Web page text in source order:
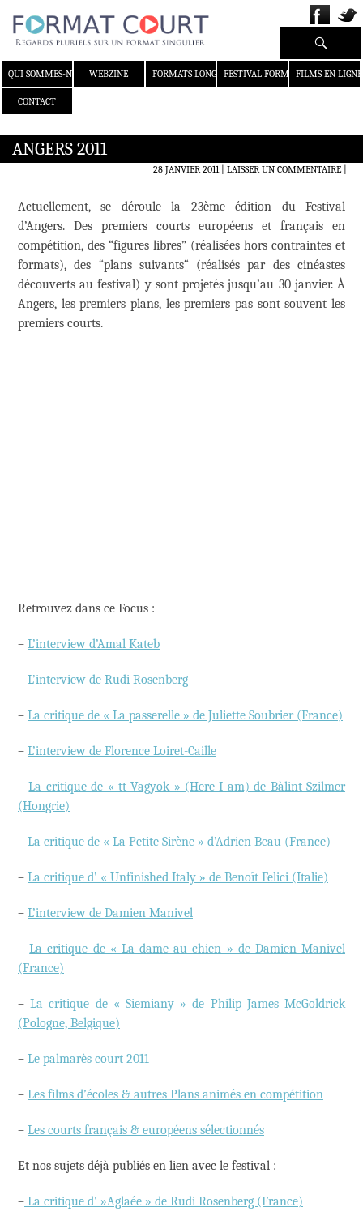
QUI SOMMES-NOUS ?WEBZINE FORMATS LONGS FESTIVAL FORMAT COURT
FILMS EN LIGNE
CONTACT
Recherche
ANGERS 2011
28 JANVIER 2011 LAISSER UN COMMENTAIRE|
Actuellement, se déroule la 23ème édition du Festival
d’Angers. Des premiers courts européens et français en
compétition, des “figures libres” (réalisées hors contraintes et
formats), des “plans suivants“ (réalisés par des cinéastes
découverts au festival) y sont projetés jusqu’au 30 janvier. À
Angers, les premiers plans, les premiers pas sont souvent les
premiers courts.
Retrouvez dans ce Focus :
– L’interview d’Amal Kateb
– L’interview de Rudi Rosenberg
– La critique de « La passerelle » de Juliette Soubrier (France)
– L’interview de Florence Loiret-Caille
–La critique de « tt Vagyok » (Here I am) de Bàlint Szilmer
(Hongrie)
– La critique de « La Petite Sirène » d’Adrien Beau (France)
– La critique d’ « Unfinished Italy » de Benoît Felici (Italie)
– L’interview de Damien Manivel
–La critique de « La dame au chien » de Damien Manivel
(France)
–La critique de « Siemiany » de Philip James McGoldrick
(Pologne, Belgique)
– Le palmarès court 2011
– Les films d’écoles & autres Plans animés en compétition
– Les courts français & européens sélectionnés
Et nos sujets déjà publiés en lien avec le festival :
– La critique d' »Aglaée » de Rudi Rosenberg (France)